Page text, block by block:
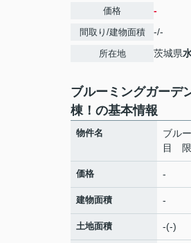
価格 -
間取り/建物面積 -/-
所在地 茨城県
ブルーミングガーデ
棟！の基本情報
物件名
ブル
目 限
価格 -
建物面積 -
土地面積 -(-)